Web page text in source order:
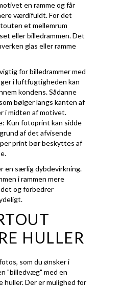
en ramme og får
værdifuldt. For det
et mellemrum
eller billedrammen. Det
glas eller ramme
for billedrammer med
i luftfugtigheden kan
kondens. Sådanne
bølger langs kanten af
i midten af motivet.
Kun fotoprint kan sidde
af det afvisende
print bør beskyttes af
en særlig dybdevirkning.
i rammen mere
og forbedrer
HULLER
som du ønsker i
"billedvæg" med en
Der er mulighed for